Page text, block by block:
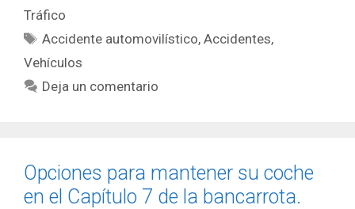
Tráfico
Etiquetas
Accidente automovilístico,Accidentes,
Vehículos
Deja un comentario
Opciones para mantener su coche
en el Capítulo 7 de la bancarrota.